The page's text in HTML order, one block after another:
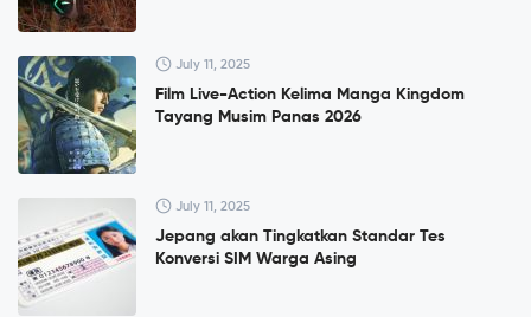
July 11, 2025
Film Live-Action Kelima Manga Kingdom
Tayang Musim Panas 2026
July 11, 2025
Jepang akan Tingkatkan Standar Tes
Konversi SIM Warga Asing